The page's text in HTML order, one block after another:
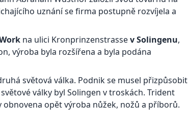
uznání se firma postupně rozvíjela a
na ulici Kronprinzenstrassev Solingenu,
výroba byla rozšířena a byla podána
světová válka. Podnik se musel přizpůsobit
války byl Solingen v troskách. Trident
opět výroba nůžek, nožů a příborů.